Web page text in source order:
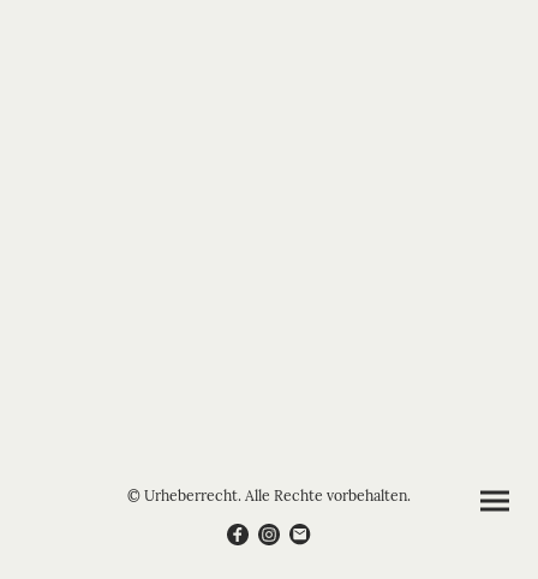
© Urheberrecht. Alle Rechte vorbehalten.